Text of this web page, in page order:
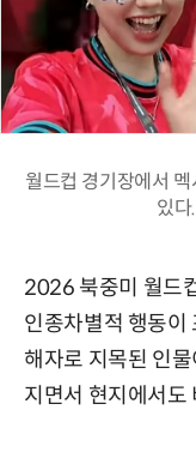
월드컵 경기장에서
있
2026 북중미 월드
인종차별적 행동이
해자로 지목된 인
지면서 현지에서도